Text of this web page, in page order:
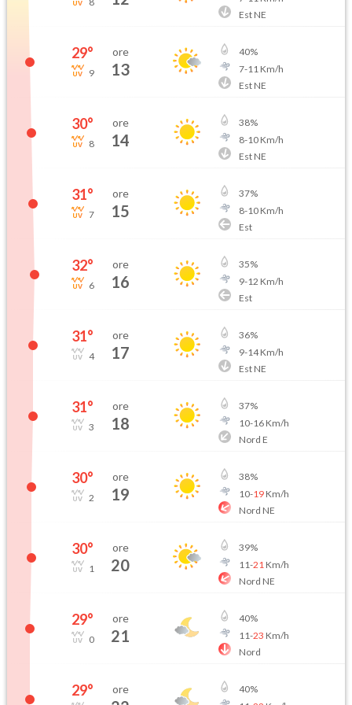
Est NE
29°
9
ore
13
40%
7-11 Km/h
Est NE
30°
8
ore
14
38%
8-10Km/h
Est NE
31°
7
ore
15
37%
8-10Km/h
Est
32°
6
ore
16
35%
9-12 Km/h
Est
31°
4
ore
17
36%
9-14Km/h
Est NE
31°
3
ore
18
37%
10-16Km/h
Nord E
30°
2
ore
19
38%
10-19Km/h
Nord NE
30°
1
ore
20
39%
11-21 Km/h
Nord NE
29°
0
ore
21
40%
11-23 Km/h
Nord
29° ore 40%